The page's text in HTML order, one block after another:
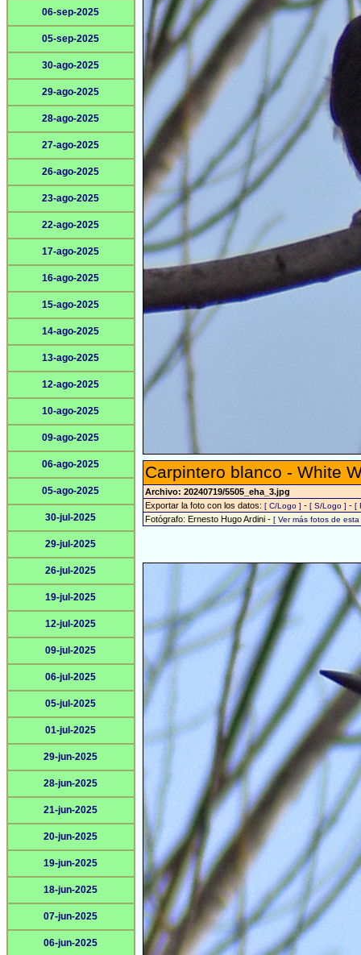
06-sep-2025
05-sep-2025
30-ago-2025
29-ago-2025
28-ago-2025
27-ago-2025
26-ago-2025
23-ago-2025
22-ago-2025
17-ago-2025
16-ago-2025
15-ago-2025
14-ago-2025
13-ago-2025
12-ago-2025
10-ago-2025
09-ago-2025
06-ago-2025
05-ago-2025
30-jul-2025
29-jul-2025
26-jul-2025
19-jul-2025
12-jul-2025
09-jul-2025
06-jul-2025
05-jul-2025
01-jul-2025
29-jun-2025
28-jun-2025
21-jun-2025
20-jun-2025
19-jun-2025
18-jun-2025
07-jun-2025
06-jun-2025
Carpintero blanco - White
Archivo: 20240719/5505_eha_3.jpg
Exportar la foto con los datos: [ C/Logo ] - [ S/Logo ] - [
Fotógrafo: Ernesto Hugo Ardini - [ Ver más fotos de